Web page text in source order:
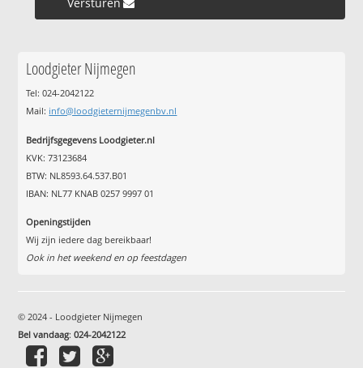
Versturen »
Loodgieter Nijmegen
Tel: 024-2042122
Mail: info@loodgieternijmegenbv.nl
Bedrijfsgegevens Loodgieter.nl
KVK: 73123684
BTW: NL8593.64.537.B01
IBAN: NL77 KNAB 0257 9997 01
Openingstijden
Wij zijn iedere dag bereikbaar!
Ook in het weekend en op feestdagen
© 2024 - Loodgieter Nijmegen
Bel vandaag:024-2042122